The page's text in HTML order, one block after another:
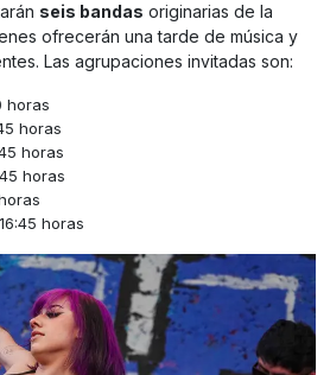
seis bandas originarias de la
ofrecerán una tarde de música y
Las agrupaciones invitadas son:
horas
horas
horas
horas
horas